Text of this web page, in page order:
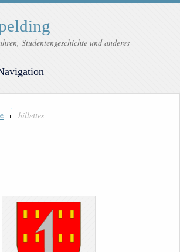
Studentengeschichte und anderes
billettes